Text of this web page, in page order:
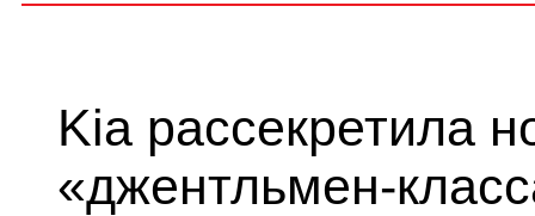
Kia рассекретила
«джентльмен-